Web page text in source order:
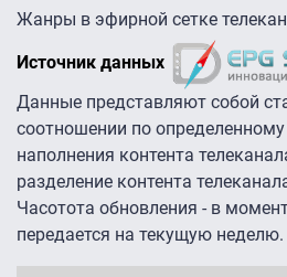
Жанры в эфирной сетке
Источник данных
Данные представляют собой
соотношении по
наполнения контента
разделение контента
Часотота обновления - в
передается на текущую неделю.